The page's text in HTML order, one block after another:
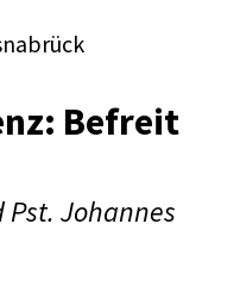
Befreit
Johannes